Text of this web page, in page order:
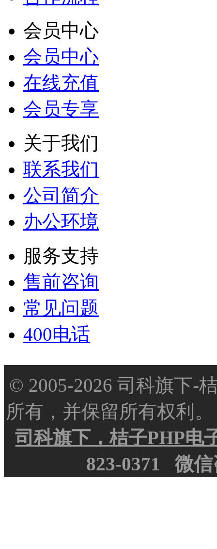
会员中心
会员中心
在线充值
会员专享
关于我们
联系我们
公司简介
办公环境
服务支持
售前咨询
常见问题
400电话
© 2005-2026 司科旗下-
所有，并保留所有权利
司科旗下，桔子PHP电
823-0371
微信